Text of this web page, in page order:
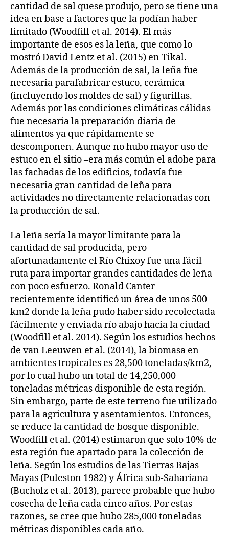
cantidad de sal quese produjo, pero se tiene una
idea en base a factores que la podían haber
limitado (Woodfill et al. 2014). El más
importante de esos es la leña, que como lo
mostró David Lentz et al. (2015) en Tikal.
Además de la producción de sal, la leña fue
necesaria parafabricar estuco, cerámica
(incluyendo los moldes de sal) y figurillas.
Además por las condiciones climáticas cálidas
fue necesaria la preparación diaria de
alimentos ya que rápidamente se
descomponen. Aunque no hubo mayor uso de
estuco en el sitio –era más común el adobe para
las fachadas de los edificios, todavía fue
necesaria gran cantidad de leña para
actividades no directamente relacionadas con
la producción de sal.
La leña sería la mayor limitante para la
cantidad de sal producida, pero
afortunadamente el Río Chixoy fue una fácil
ruta para importar grandes cantidades de leña
con poco esfuerzo. Ronald Canter
recientemente identificó un área de unos 500
km2 donde la leña pudo haber sido recolectada
fácilmente y enviada río abajo hacia la ciudad
(Woodfill et al. 2014). Según los estudios hechos
de van Leeuwen et al. (2014), la biomasa en
ambientes tropicales es 28,500 toneladas/km2,
por lo cual hubo un total de 14,250,000
toneladas métricas disponible de esta región.
Sin embargo, parte de este terreno fue utilizado
para la agricultura y asentamientos. Entonces,
se reduce la cantidad de bosque disponible.
Woodfill et al. (2014) estimaron que solo 10% de
esta región fue apartado para la colección de
leña. Según los estudios de las Tierras Bajas
Mayas (Puleston 1982) y África sub-Sahariana
(Bucholz et al. 2013), parece probable que hubo
cosecha de leña cada cinco años. Por estas
razones, se cree que hubo 285,000 toneladas
métricas disponibles cada año.